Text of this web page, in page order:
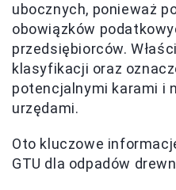
ubocznych, ponieważ
obowiązków
przedsiębiorców.
klasyfikacji oraz
potencjalnymi karami i
urzędami.
Oto kluczowe
GTU dla odpadów